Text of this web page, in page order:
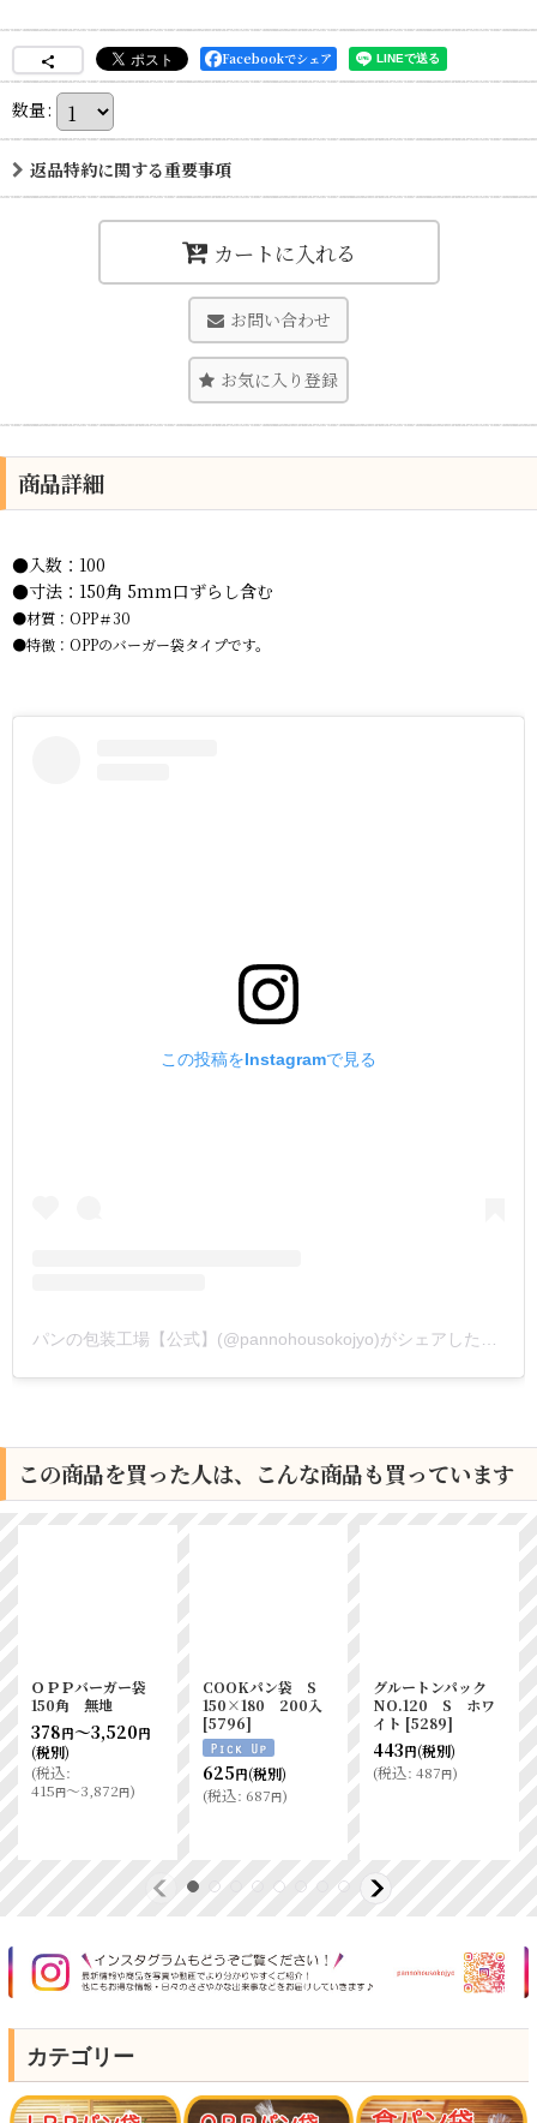
Facebookでシェア
数量:
返品特約に関する重要事項
カートに入れる
お問い合わせ
お気に入り登録
商品詳細
●入数：100
●寸法：150角 5mm口ずらし含む
●材質：OPP＃30
●特徴：OPPのバーガー袋タイプです。
この投稿をInstagramで見る
この商品を買った人は、こんな商品も買っています
ＯＰＰバーガー袋
150角 無地
378円～3,520円
(税別)
(税込:
415円～3,872円)
COOKパン袋 S
150×180 200入
[5796]
625円(税別)
(税込: 687円)
グルートンパック
NO.120 S ホワ
イト [5289]
443円(税別)
(税込: 487円)
カテゴリー